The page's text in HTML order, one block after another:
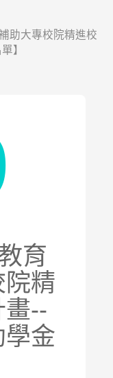
助大專校院精進校
】
育
精
--
金